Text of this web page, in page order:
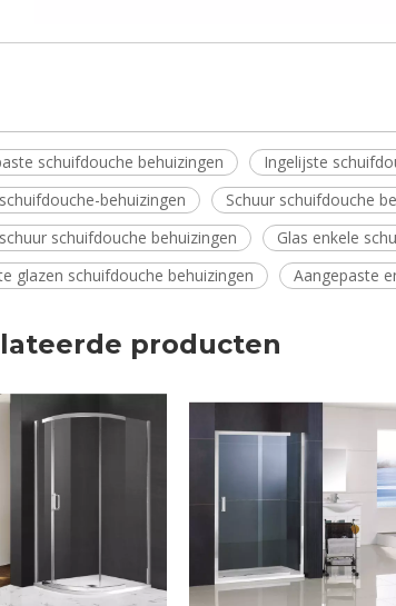
schuifdouche behuizingen Ingelijste
behuizingen
Schuur schuifdouche
schuifdouche behuizingen
Glas enkele
glazen schuifdouche behuizingen
Aangepaste
producten